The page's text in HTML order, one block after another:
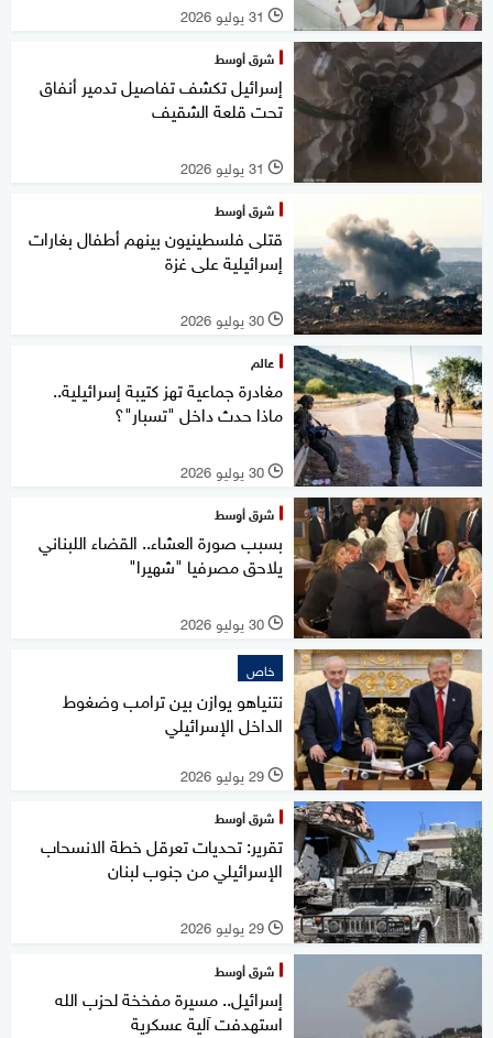
l 31 يوليو 2026
شرق أوسط
إسرائيل تكشف تفاصيل تدمير أنفاق
تحت قلعة الشقيف
l 31 يوليو 2026
شرق أوسط
قتلى فلسطينيون بينهم أطفال بغارات
إسرائيلية على غزة
l 30 يوليو 2026
عالم
مغادرة جماعية تهز كتيبة إسرائيلية..
ماذا حدث داخل "تسبار"؟
l 30 يوليو 2026
شرق أوسط
بسبب صورة العشاء.. القضاء اللبناني
يلاحق مصرفيا "شهيرا"
l 30 يوليو 2026
خاص
نتنياهو يوازن بين ترامب وضغوط
الداخل الإسرائيلي
l 29 يوليو 2026
شرق أوسط
تقرير: تحديات تعرقل خطة الانسحاب
الإسرائيلي من جنوب لبنان
l 29 يوليو 2026
شرق أوسط
إسرائيل.. مسيرة مفخخة لحزب الله
استهدفت آلية عسكرية